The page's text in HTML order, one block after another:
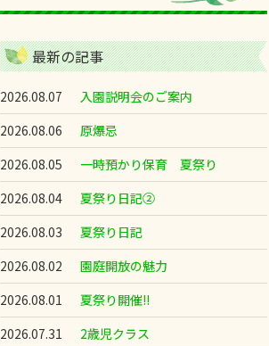
最新の記事
2026.08.07
入園説明会のご案内
2026.08.06
原爆忌
2026.08.05
一時預かり保育 夏祭り
2026.08.04
夏祭り日記②
2026.08.03
夏祭り日記
2026.08.02
園庭開放の魅力
2026.08.01
夏祭り開催!!
2026.07.31
2歳児クラス